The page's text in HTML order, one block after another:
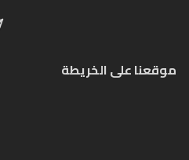
موقعنا على الخريطة